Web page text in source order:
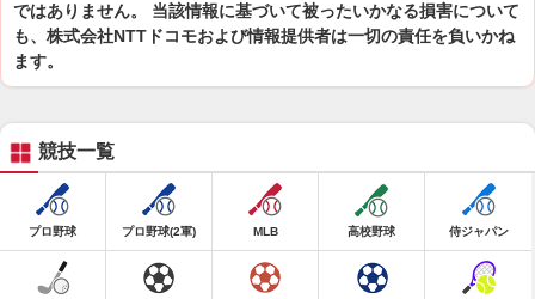
ではありません。 当該情報に基づいて被ったいかなる損害について
も、株式会社NTTドコモおよび情報提供者は一切の責任を負いかね
ます。
競技一覧
プロ野球 プロ野球(2軍) MLB 高校野球 侍ジャパン